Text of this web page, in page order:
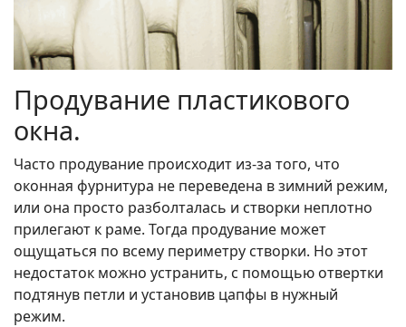
Продувание пластикового
окна.
Часто продувание происходит из-за того, что
оконная фурнитура не переведена в зимний режим,
или она просто разболталась и створки неплотно
прилегают к раме. Тогда продувание может
ощущаться по всему периметру створки. Но этот
недостаток можно устранить, с помощью отвертки
подтянув петли и установив цапфы в нужный
режим.